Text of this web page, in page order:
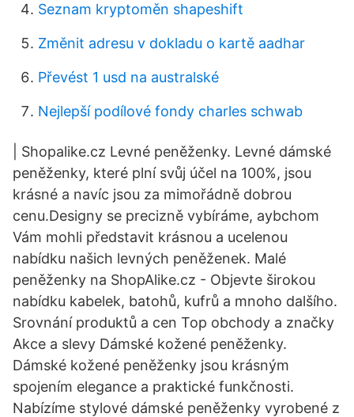
Seznam kryptoměn shapeshift
Změnit adresu v dokladu o kartě aadhar
Převést 1 usd na australské
Nejlepší podílové fondy charles schwab
| Shopalike.cz Levné peněženky. Levné dámské
peněženky, které plní svůj účel na 100%, jsou
krásné a navíc jsou za mimořádně dobrou
cenu.Designy se precizně vybíráme, aybchom
Vám mohli představit krásnou a ucelenou
nabídku našich levných peněženek. Malé
peněženky na ShopAlike.cz - Objevte širokou
nabídku kabelek, batohů, kufrů a mnoho dalšího.
Srovnání produktů a cen Top obchody a značky
Akce a slevy Dámské kožené peněženky.
Dámské kožené peněženky jsou krásným
spojením elegance a praktické funkčnosti.
Nabízíme stylové dámské peněženky vyrobené z